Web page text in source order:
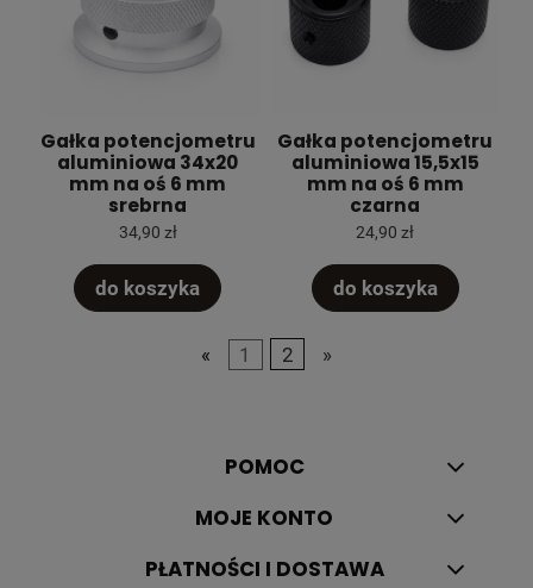
Gałka potencjometru
aluminiowa 34x20
mm na oś 6 mm
srebrna
34,90 zł
do koszyka
Gałka potencjometru
aluminiowa 15,5x15
mm na oś 6 mm
czarna
24,90 zł
do koszyka
« 1 2 »
POMOC
MOJE KONTO
PŁATNOŚCI I DOSTAWA